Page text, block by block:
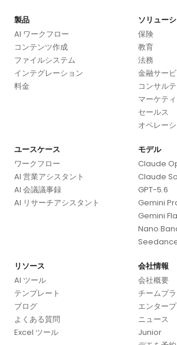
製品
AI ワークフロー
コンテンツ作成
ファイルシステム
インテグレーション
料金
ソリュー
保険
教育
法務
金融サー
コンサル
マーケテ
セールス
オペレー
ユースケース
ワークフロー
AI 営業アシスタント
AI 会議議事録
AI リサーチアシスタント
モデル
Claude
Claude
GPT-5.6
Gemini
Gemini
Nano
リソース
AI ツール
テンプレート
ブログ
よくある質問
Excel ツール
会社情報
会社概要
チームプ
エンター
ニュース
Junior